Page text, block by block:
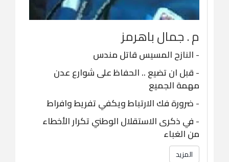
م . جمال باهرمز
-النازح المسيس قاتل مندس
-قبل ان تضيع .. الحفاظ على شوارع عدن
مهمة الجميع
-ضرورة فك الارتباط ويكفي تفريط وافراط
-في ذكرى الاستقلال الوطني تكرار الأخطاء
من الغباء
المزيد